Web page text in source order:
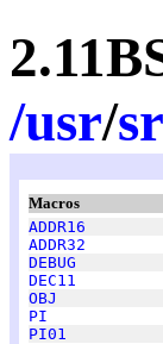
/usr/
Macros
ADDR16
ADDR32
DEBUG
DEC11
OBJ
PI
PI01